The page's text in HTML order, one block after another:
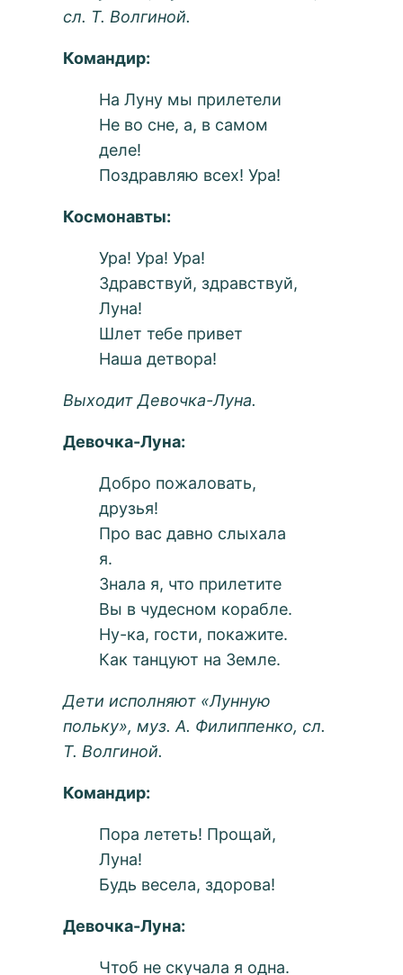
сл. Т. Волгиной.
Командир:
На Луну мы прилетели
Не во сне, а, в самом
деле!
Поздравляю всех! Ура!
Космонавты:
Ура! Ура! Ура!
Здравствуй, здравствуй,
Луна!
Шлет тебе привет
Наша детвора!
Выходит Девочка-Луна.
Девочка-Луна:
Добро пожаловать,
друзья!
Про вас давно слыхала
я.
Знала я, что прилетите
Вы в чудесном корабле.
Ну-ка, гости, покажите.
Как танцуют на Земле.
Дети исполняют «Лунную
польку», муз. А. Филиппенко, сл.
Т. Волгиной.
Командир:
Пора лететь! Прощай,
Луна!
Будь весела, здорова!
Девочка-Луна:
Чтоб не скучала я одна.